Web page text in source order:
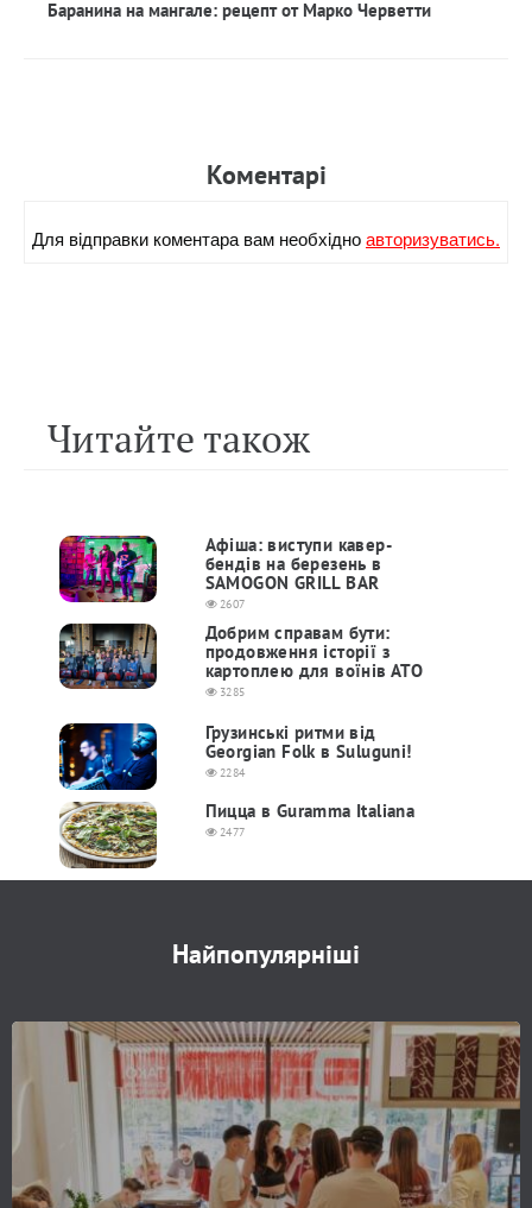
Баранина на мангале: рецепт от Марко Черветти
Коментарi
Для вiдправки коментара вам необхiдноавторизуватись.
Читайте також
Афіша: виступи кавер-
бендів на березень в
SAMOGON GRILL BAR
2607
Добрим справам бути:
продовження історії з
картоплею для воїнів АТО
3285
Грузинські ритми від
Georgian Folk в Suluguni!
2284
Пицца в Guramma Italiana
2477
Найпопулярніші